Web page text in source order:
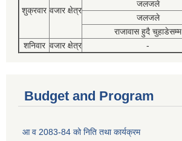
शुक्रवार वजार क्षेत्र
जलजले
जलजले
राजावास हुदै चुहाडेसम्म
शनिवार वजार क्षेत्र -
Budget and Program
आ व 2083-84 को निति तथा कार्यक्रम